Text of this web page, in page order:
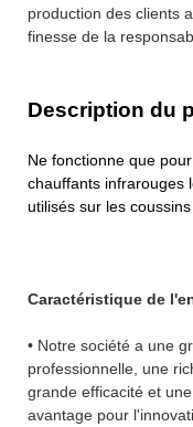
production des clients
finesse de la
Description du
Ne fonctionne que
chauffants infrarouges
utilisés sur les
Caractéristique de
• Notre société a une
professionnelle, une
grande efficacité et
avantage pour